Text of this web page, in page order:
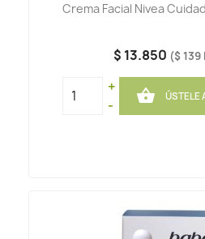
Crema Facial Nivea
$ 13.850 ($
+
-
 ÚSTELE